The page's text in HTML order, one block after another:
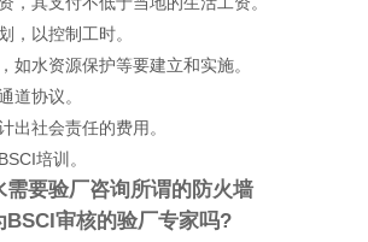
以控制工时。
水资源保护等要建立和实施。
协议。
社会责任的费用。
培训。
需要验厂咨询所谓的防火墙
BSCI审核的验厂专家吗?